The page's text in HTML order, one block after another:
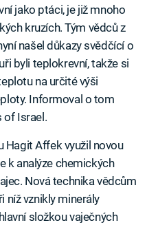
jako ptáci, je již mnoho
kruzích. Tým vědců z
našel důkazy svědčící o
byli teplokrevní, takže si
na určité výši
Informoval o tom
of Israel.
Hagit Affek využil novou
k analýze chemických
Nová technika vědcům
níž vznikly minerály
složkou vaječných